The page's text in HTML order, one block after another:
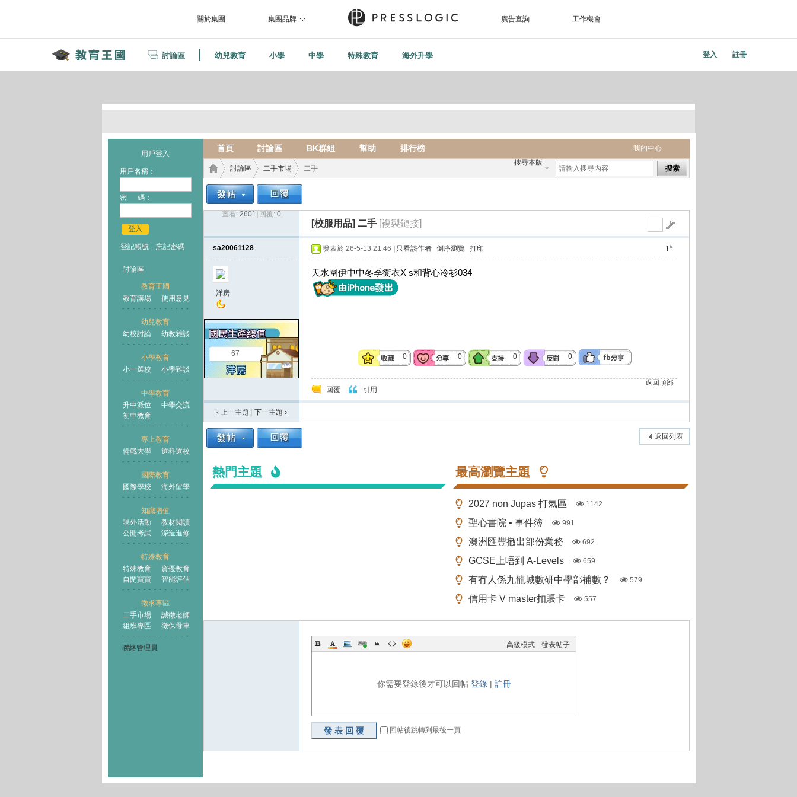
關於集團 集團品牌 廣告查詢 工作機會
討論區 幼兒教育 小學 中學 特殊教育 海外升學 登入 註冊
用戶登入
用戶名稱：
密 碼：
登入
登記帳號 忘記密碼
討論區
教育王國
教育講場
使用意見
幼兒教育
幼校討論
幼教雜談
小學教育
小一選校
小學雜談
中學教育
升中派位
中學交流
初中教育
專上教育
備戰大學
選科選校
國際教育
國際學校
海外留學
知識增值
課外活動
教材閱讀
公開考試
深造進修
特殊教育
特殊教育
資優教育
自閉寶寶
智能評估
徵求專區
二手市場
誠徵老師
組班專區
徵保母車
聯絡管理員
我的中心
首頁 討論區 BK群組 幫助 排行榜
搜尋本版
搜索
王國
討論區
›
二手市場 二手
查看: 2601 回覆: 0
[校服用品] 二手 [複製鏈接]
sa20061128
洋房
67
1#
發表於 26-5-13 21:46 只看該作者 倒序瀏覽 打印
天水圍伊中中冬季衞衣X s和背心冷衫034
0 0 0 0
回覆 引用
返回頂部
‹ 上一主題 下一主題 ›
返回列表
熱門主題 最高瀏覽主題
2027 non Jupas 打氣區 1142
聖心書院 • 事件簿 991
澳洲匯豐撤出部份業務 692
GCSE上唔到 A-Levels 659
有冇人係九龍城數研中學部補數？ 579
信用卡 V master扣賬卡 557
高級模式 發表帖子
你需要登錄後才可以回帖 登錄| 註冊
發表回覆 回帖後跳轉到最後一頁